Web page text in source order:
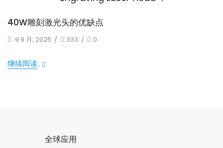
40W雕刻激光头的优缺点
9 9 月, 2025 / 333 / 0
继续阅读
全球应用